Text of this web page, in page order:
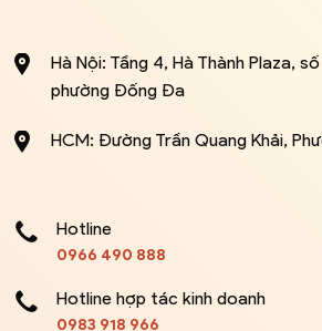
Hà Nội: Tầng 4, Hà Thành Plaza,
phường Đống Đa
HCM: Đường Trần Quang Khải,
Hotline
0966 490 888
Hotline hợp tác kinh doanh
0983 918 966